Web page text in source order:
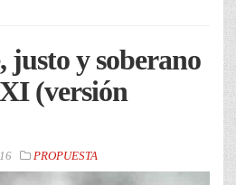
justo y soberano
(versión
PROPUESTA